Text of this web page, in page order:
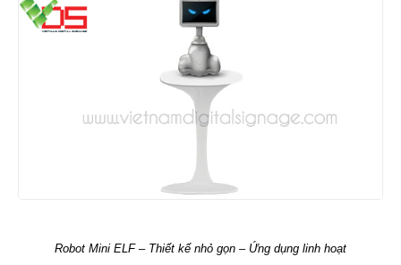
Robot Mini ELF – Thiết kế nhỏ gọn – Ứng dụng linh hoạt